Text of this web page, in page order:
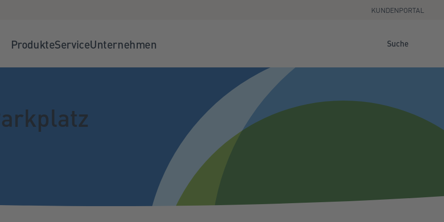
KUNDENPORTAL
ProdukteServiceUnternehmen Suche